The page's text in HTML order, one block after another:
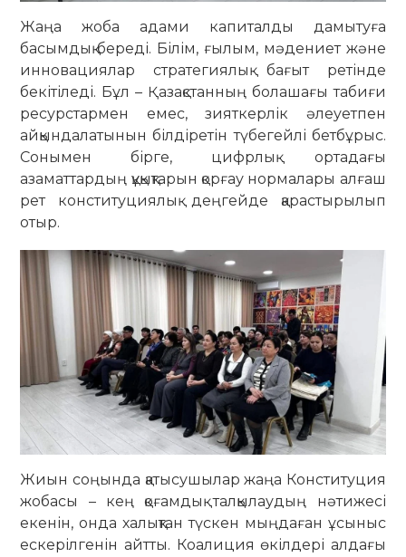
Жаңа жоба адами капиталды дамытуға
басымдық береді. Білім, ғылым, мәдениет және
инновациялар стратегиялық бағыт ретінде
бекітіледі. Бұл – Қазақстанның болашағы табиғи
ресурстармен емес, зияткерлік әлеуетпен
айқындалатынын білдіретін түбегейлі бетбұрыс.
Сонымен бірге, цифрлық ортадағы
азаматтардың құқықтарын қорғау нормалары алғаш
рет конституциялық деңгейде қарастырылып
отыр.
Жиын соңында қатысушылар жаңа Конституция
жобасы – кең қоғамдық талқылаудың нәтижесі
екенін, онда халықтан түскен мыңдаған ұсыныс
ескерілгенін айтты. Коалиция өкілдері алдағы